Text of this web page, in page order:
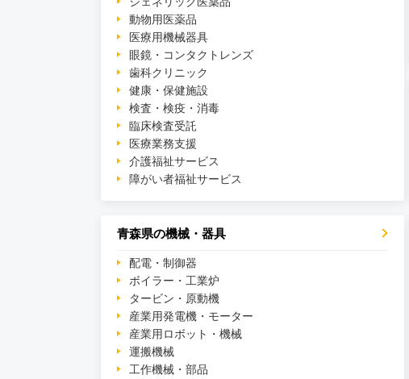
動物用医薬品
医療用機械器具
眼鏡・コンタクトレンズ
歯科クリニック
健康・保健施設
検査・検疫・消毒
臨床検査受託
医療業務支援
介護福祉サービス
障がい者福祉サービス
青森県の機械・器具
配電・制御器
ボイラー・工業炉
タービン・原動機
産業用発電機・モーター
産業用ロボット・機械
運搬機械
工作機械・部品